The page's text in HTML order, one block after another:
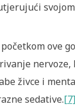
ove
nervoze,
živce i
sedative.[7]